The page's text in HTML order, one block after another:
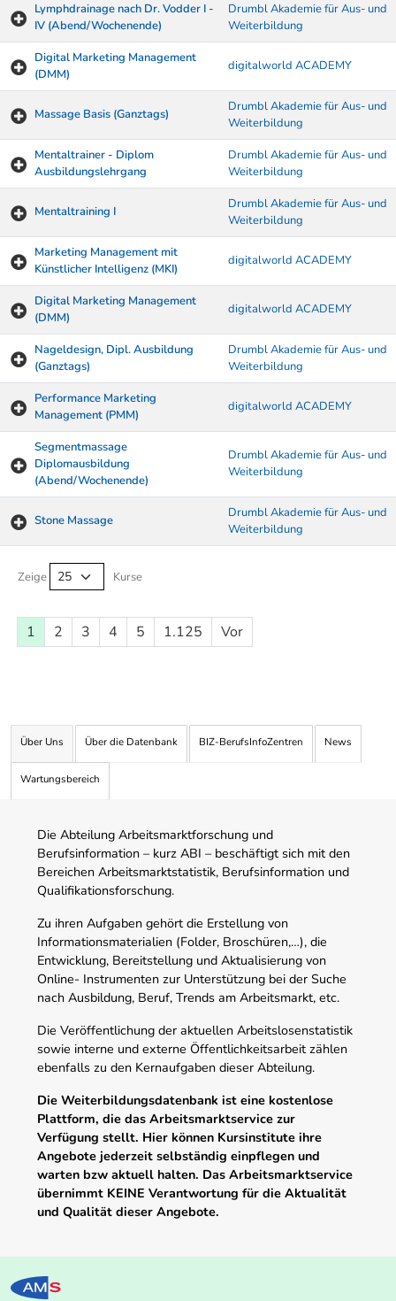
Lymphdrainage nach Dr. Vodder I -
IV (Abend/Wochenende)
Drumbl Akademie für Aus- und
Weiterbildung
Digital Marketing Management
(DMM)
digitalworld ACADEMY
Massage Basis (Ganztags)
Drumbl Akademie für Aus- und
Weiterbildung
Mentaltrainer - Diplom
Ausbildungslehrgang
Drumbl Akademie für Aus- und
Weiterbildung
Mentaltraining I
Drumbl Akademie für Aus- und
Weiterbildung
Marketing Management mit
Künstlicher Intelligenz (MKI)
digitalworld ACADEMY
Digital Marketing Management
(DMM)
digitalworld ACADEMY
Nageldesign, Dipl. Ausbildung
(Ganztags)
Drumbl Akademie für Aus- und
Weiterbildung
Performance Marketing
Management (PMM)
digitalworld ACADEMY
Segmentmassage
Diplomausbildung
(Abend/Wochenende)
Drumbl Akademie für Aus- und
Weiterbildung
Stone Massage
Drumbl Akademie für Aus- und
Weiterbildung
Zeige Kurse
1 2 3 4 5 1.125 Vor
Über Uns Über die Datenbank BIZ-BerufsInfoZentren News
Wartungsbereich
Die Abteilung Arbeitsmarktforschung und
Berufsinformation – kurz ABI – beschäftigt sich mit den
Bereichen Arbeitsmarktstatistik, Berufsinformation und
Qualifikationsforschung.
Zu ihren Aufgaben gehört die Erstellung von
Informationsmaterialien (Folder, Broschüren,…), die
Entwicklung, Bereitstellung und Aktualisierung von
Online- Instrumenten zur Unterstützung bei der Suche
nach Ausbildung, Beruf, Trends am Arbeitsmarkt, etc.
Die Veröffentlichung der aktuellen Arbeitslosenstatistik
sowie interne und externe Öffentlichkeitsarbeit zählen
ebenfalls zu den Kernaufgaben dieser Abteilung.
Die Weiterbildungsdatenbank ist eine kostenlose
Plattform, die das Arbeitsmarktservice zur
Verfügung stellt. Hier können Kursinstitute ihre
Angebote jederzeit selbständig einpflegen und
warten bzw aktuell halten. Das Arbeitsmarktservice
übernimmt KEINE Verantwortung für die Aktualität
und Qualität dieser Angebote.